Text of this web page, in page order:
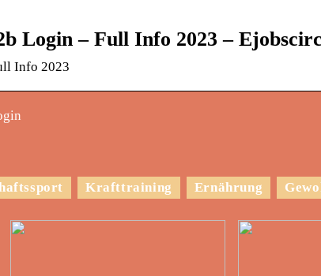
Login – Full Info 2023 –
Info 2023
Krafttraining Ernährung